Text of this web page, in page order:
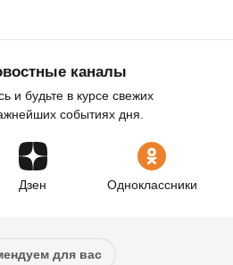
каналы
и будьте в курсе свежих
событиях дня.
Дзен Одноклассники
для вас